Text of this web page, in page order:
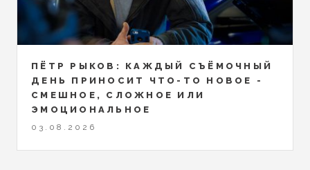
ПЁТР РЫКОВ: КАЖДЫЙ СЪЁМОЧНЫЙ
ДЕНЬ ПРИНОСИТ ЧТО-ТО НОВОЕ -
СМЕШНОЕ, СЛОЖНОЕ ИЛИ
ЭМОЦИОНАЛЬНОЕ
03.08.2026